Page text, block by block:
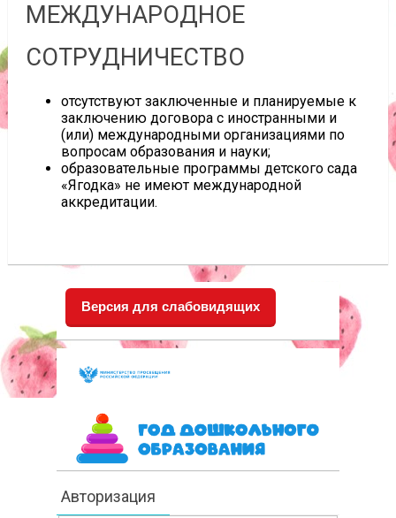
МЕЖДУНАРОДНОЕ
СОТРУДНИЧЕСТВО
отсутствуют заключенные и планируемые к
заключению договора с иностранными и
(или) международными организациями по
вопросам образования и науки;
образовательные программы детского сада
«Ягодка» не имеют международной
аккредитации.
Версия для слабовидящих
Авторизация